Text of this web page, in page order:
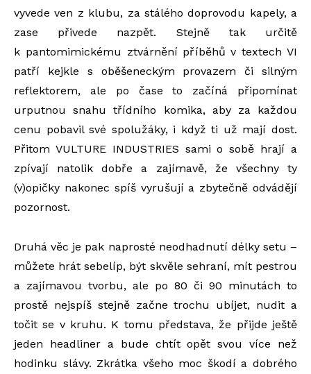
vyvede ven z klubu, za stálého doprovodu kapely, a
zase přivede nazpět. Stejně tak určitě
k pantomimickému ztvárnění příběhů v textech VI
patří kejkle s oběšeneckým provazem či silným
reflektorem, ale po čase to začíná připomínat
urputnou snahu třídního komika, aby za každou
cenu pobavil své spolužáky, i když ti už mají dost.
Přitom VULTURE INDUSTRIES sami o sobě hrají a
zpívají natolik dobře a zajímavě, že všechny ty
(v)opičky nakonec spíš vyrušují a zbytečně odvádějí
pozornost.
Druhá věc je pak naprosté neodhadnutí délky setu –
můžete hrát sebelíp, být skvěle sehraní, mít pestrou
a zajímavou tvorbu, ale po 80 či 90 minutách to
prostě nejspíš stejně začne trochu ubíjet, nudit a
točit se v kruhu. K tomu představa, že přijde ještě
jeden headliner a bude chtít opět svou více než
hodinku slávy. Zkrátka všeho moc škodí a dobrého